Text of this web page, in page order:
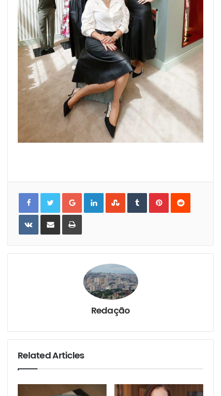
Google+LinkedInStumbleUpon
TumblrPinterestReddit
VKontakteShare
Email
Print
Redação
Related Articles